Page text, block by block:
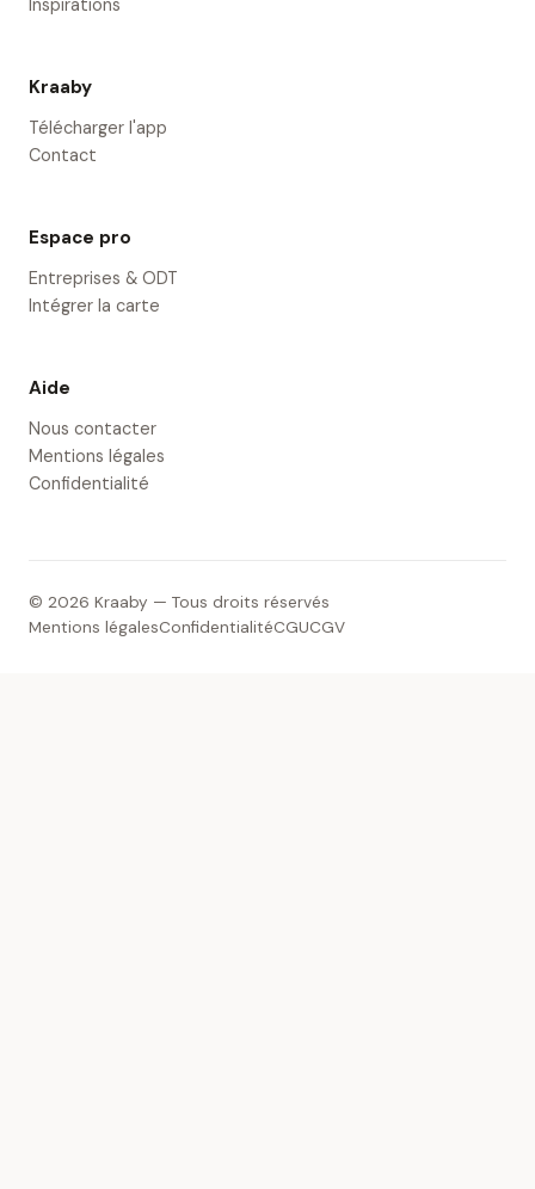
Inspirations
Kraaby
Télécharger l'app
Contact
Espace pro
Entreprises & ODT
Intégrer la carte
Aide
Nous contacter
Mentions légales
Confidentialité
© 2026 Kraaby — Tous droits réservés
Mentions légalesConfidentialitéCGUCGV